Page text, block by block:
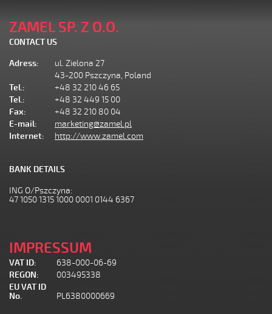
ZAMEL SP. Z O.O.
CONTACT US
Adress:
ul. Zielona 27
43-200 Pszczyna, Poland
Tel.:
+48 32 210 46 65
Tel.:
+48 32 449 15 00
Fax:
+48 32 210 80 04
E-mail:
marketing@zamel.pl
Internet:
http://www.zamel.com
BANK DETAILS
ING O/Pszczyna:
47 1050 1315 1000 0001 0144 6367
IMPRESSUM
VAT ID:
638-000-06-69
REGON:
003495338
EU VAT ID
No.
PL6380000669